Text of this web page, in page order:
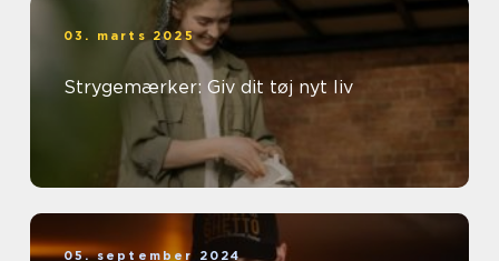
03. marts 2025
Strygemærker: Giv dit tøj nyt liv
05. september 2024